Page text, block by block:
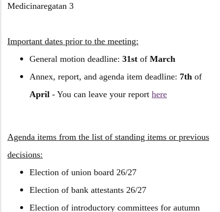
Medicinaregatan 3
Important dates prior to the meeting:
General motion deadline: 31st of March
Annex, report, and agenda item deadline: 7th of
April - You can leave your report here
Agenda items from the list of standing items or previous
decisions:
Election of union board 26/27
Election of bank attestants 26/27
Election of introductory committees for autumn